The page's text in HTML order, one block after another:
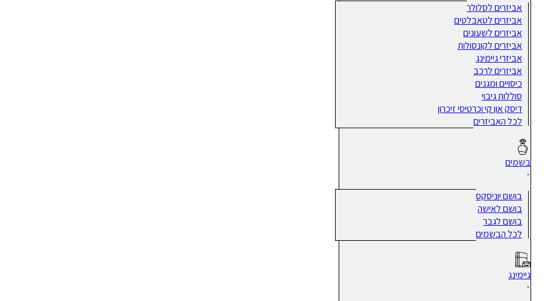
אביזרים לסלולר
אביזרים לטאבלטים
אביזרים לשעונים
אביזרים לקונסולות
אביזרי גיימינג
אביזרים לרכב
כיסויים ומגנים
סוללות גיבוי
דיסק און קי וכרטיסי זיכרון
לכל האביזרים
בשמים
בושם יוניסקס
בושם לאישה
בושם לגבר
לכל הבשמים
גיימינג